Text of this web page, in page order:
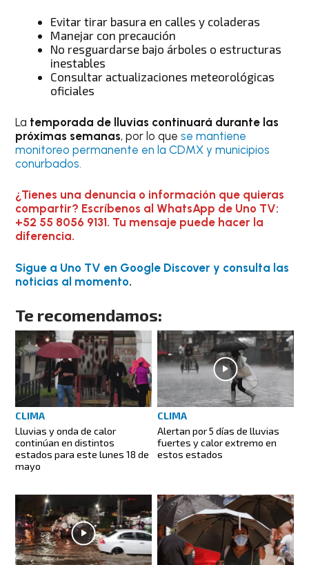
Evitar tirar basura en calles y coladeras
Manejar con precaución
No resguardarse bajo árboles o estructuras
inestables
Consultar actualizaciones meteorológicas
oficiales
La temporada de lluvias continuará durante las
próximas semanas, por lo quese mantiene
monitoreo permanente en la CDMX y municipios
conurbados.
¿Tienes una denuncia o información que quieras
compartir? Escríbenos al WhatsApp de Uno TV:
+52 55 8056 9131. Tu mensaje puede hacer la
diferencia.
Sigue a Uno TV en Google Discover y consulta las
noticias al momento.
Te recomendamos:
CLIMA
Lluvias y onda de calor
continúan en distintos
estados para este lunes 18 de
mayo
CLIMA
Alertan por 5 días de lluvias
fuertes y calor extremo en
estos estados